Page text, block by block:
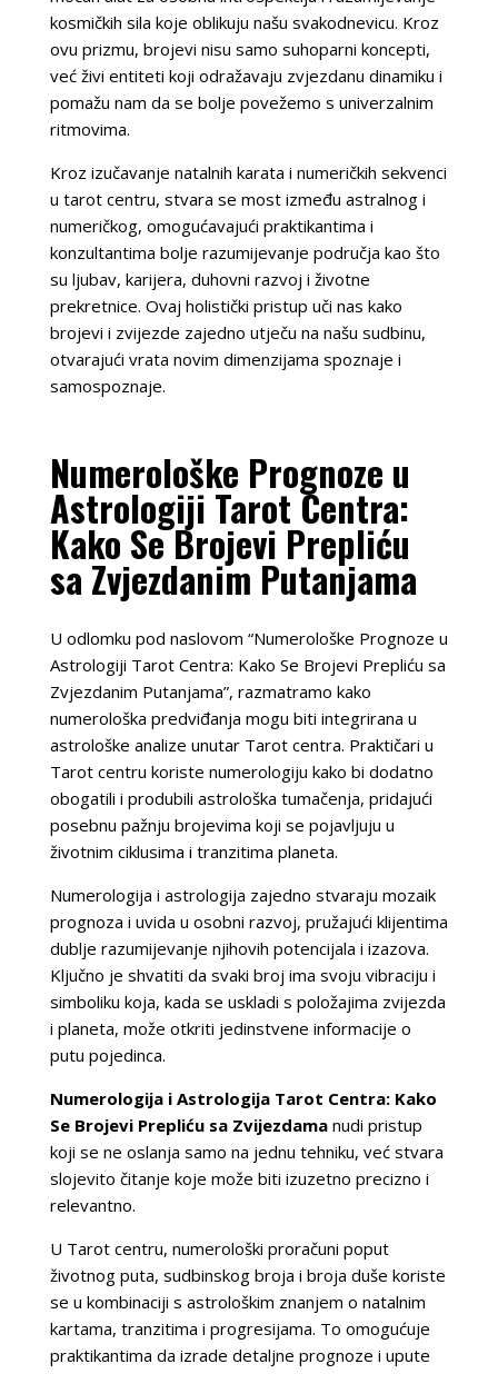
kosmičkih sila koje oblikuju našu svakodnevicu. Kroz
ovu prizmu, brojevi nisu samo suhoparni koncepti,
već živi entiteti koji odražavaju zvjezdanu dinamiku i
pomažu nam da se bolje povežemo s univerzalnim
ritmovima.
Kroz izučavanje natalnih karata i numeričkih sekvenci
u tarot centru, stvara se most između astralnog i
numeričkog, omogućavajući praktikantima i
konzultantima bolje razumijevanje područja kao što
su ljubav, karijera, duhovni razvoj i životne
prekretnice. Ovaj holistički pristup uči nas kako
brojevi i zvijezde zajedno utječu na našu sudbinu,
otvarajući vrata novim dimenzijama spoznaje i
samospoznaje.
Numerološke Prognoze u
Astrologiji Tarot Centra:
Kako Se Brojevi Prepliću
sa Zvjezdanim Putanjama
U odlomku pod naslovom “Numerološke Prognoze u
Astrologiji Tarot Centra: Kako Se Brojevi Prepliću sa
Zvjezdanim Putanjama”, razmatramo kako
numerološka predviđanja mogu biti integrirana u
astrološke analize unutar Tarot centra. Praktičari u
Tarot centru koriste numerologiju kako bi dodatno
obogatili i produbili astrološka tumačenja, pridajući
posebnu pažnju brojevima koji se pojavljuju u
životnim ciklusima i tranzitima planeta.
Numerologija i astrologija zajedno stvaraju mozaik
prognoza i uvida u osobni razvoj, pružajući klijentima
dublje razumijevanje njihovih potencijala i izazova.
Ključno je shvatiti da svaki broj ima svoju vibraciju i
simboliku koja, kada se uskladi s položajima zvijezda
i planeta, može otkriti jedinstvene informacije o
putu pojedinca.
Numerologija i Astrologija Tarot Centra: Kako
Se Brojevi Prepliću sa Zvijezdamanudi pristup
koji se ne oslanja samo na jednu tehniku, već stvara
slojevito čitanje koje može biti izuzetno precizno i
relevantno.
U Tarot centru, numerološki proračuni poput
životnog puta, sudbinskog broja i broja duše koriste
se u kombinaciji s astrološkim znanjem o natalnim
kartama, tranzitima i progresijama. To omogućuje
praktikantima da izrade detaljne prognoze i upute